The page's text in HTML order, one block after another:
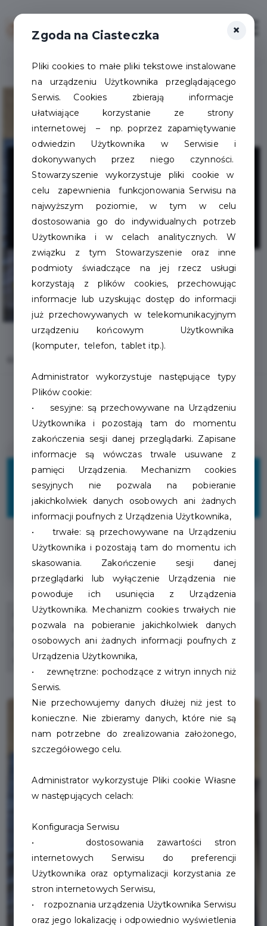
Sklep
Wędkarski
„Dobre branie”
10%
ZNIŻKI
zniżka na cały asortyment wędkarski -
Pakiet Mieszkańca
Artykuły wędkarskie: zanęty, kołowrotki, żyłki, plecionki,
wędki i inne akcesoria wędkarskie oraz odzież wędkarska.
Dodatkowo oferujemy usługę ksero i wydruk
dokumentów.
×
Zgoda na Ciasteczka
Pliki cookies to małe pliki tekstowe instalowane
na urządzeniu Użytkownika przeglądającego
Serwis. Cookies zbierają informacje
ułatwiające korzystanie ze strony
internetowej – np. poprzez zapamiętywanie
odwiedzin Użytkownika w Serwisie i
dokonywanych przez niego czynności.
Stowarzyszenie wykorzystuje pliki cookie w
celu zapewnienia funkcjonowania Serwisu na
najwyższym poziomie, w tym w celu
dostosowania go do indywidualnych potrzeb
Użytkownika i w celach analitycznych. W
związku z tym Stowarzyszenie oraz inne
podmioty świadczące na jej rzecz usługi
korzystają z plików cookies, przechowując
informacje lub uzyskując dostęp do informacji
już przechowywanych w telekomunikacyjnym
urządzeniu końcowym Użytkownika
(komputer, telefon, tablet itp.).
Administrator wykorzystuje następujące typy
Plików cookie:
• sesyjne: są przechowywane na Urządzeniu
Użytkownika i pozostają tam do momentu
zakończenia sesji danej przeglądarki. Zapisane
informacje są wówczas trwale usuwane z
pamięci Urządzenia. Mechanizm cookies
sesyjnych nie pozwala na pobieranie
jakichkolwiek danych osobowych ani żadnych
informacji poufnych z Urządzenia Użytkownika,
• trwałe: są przechowywane na Urządzeniu
Użytkownika i pozostają tam do momentu ich
skasowania. Zakończenie sesji danej
przeglądarki lub wyłączenie Urządzenia nie
powoduje ich usunięcia z Urządzenia
Użytkownika. Mechanizm cookies trwałych nie
pozwala na pobieranie jakichkolwiek danych
osobowych ani żadnych informacji poufnych z
Urządzenia Użytkownika,
• zewnętrzne: pochodzące z witryn innych niż
Serwis.
Nie przechowujemy danych dłużej niż jest to
konieczne. Nie zbieramy danych, które nie są
nam potrzebne do zrealizowania założonego,
szczegółowego celu.
Administrator wykorzystuje Pliki cookie Własne
w następujących celach:
Konfiguracja Serwisu
• dostosowania zawartości stron
internetowych Serwisu do preferencji
Użytkownika oraz optymalizacji korzystania ze
stron internetowych Serwisu,
• rozpoznania urządzenia Użytkownika Serwisu
oraz jego lokalizację i odpowiednio wyświetlenia